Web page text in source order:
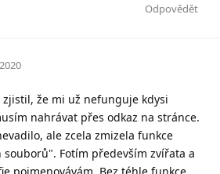
Odpovědět
že mi už nefunguje kdysi
nahrávat přes odkaz na stránce.
ale zcela zmizela funkce
souborů". Fotím především zvířata a